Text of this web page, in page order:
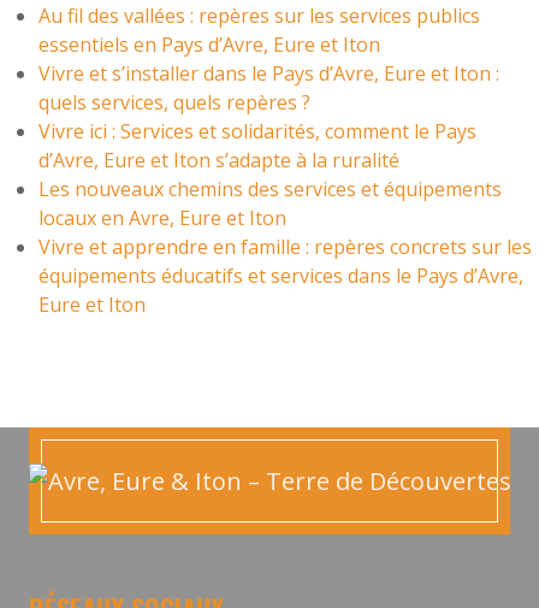
Au fil des vallées : repères sur les services publics
essentiels en Pays d’Avre, Eure et Iton
Vivre et s’installer dans le Pays d’Avre, Eure et Iton :
quels services, quels repères ?
Vivre ici : Services et solidarités, comment le Pays
d’Avre, Eure et Iton s’adapte à la ruralité
Les nouveaux chemins des services et équipements
locaux en Avre, Eure et Iton
Vivre et apprendre en famille : repères concrets sur les
équipements éducatifs et services dans le Pays d’Avre,
Eure et Iton